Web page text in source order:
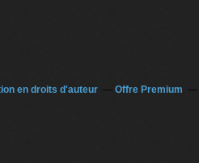
en droits d'auteur Offre Premium